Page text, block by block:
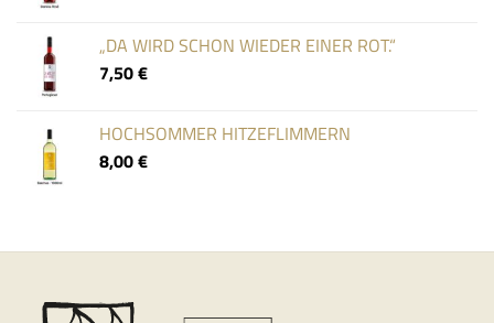
„DA WIRD SCHON WIEDER EINER ROT.“
7,50€
HOCHSOMMER HITZEFLIMMERN
8,00€